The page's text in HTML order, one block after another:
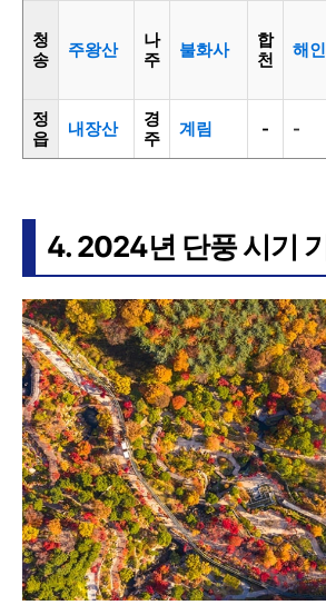
청
송
주왕산
나
주
불화사
합
천
해
정
읍
내장산
경
주
계림 - -
4. 2024년 단풍 시기